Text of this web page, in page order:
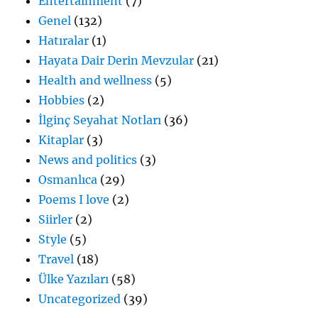
Genel (132)
Hatıralar (1)
Hayata Dair Derin Mevzular (21)
Health and wellness (5)
Hobbies (2)
İlginç Seyahat Notları (36)
Kitaplar (3)
News and politics (3)
Osmanlıca (29)
Poems I love (2)
Siirler (2)
Style (5)
Travel (18)
Ülke Yazıları (58)
Uncategorized (39)